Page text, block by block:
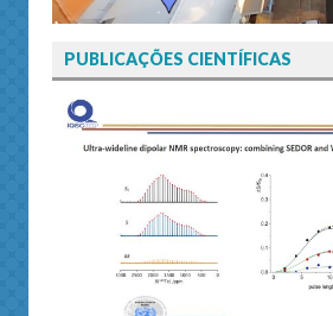
PUBLICAÇÕES CIENTÍFICAS